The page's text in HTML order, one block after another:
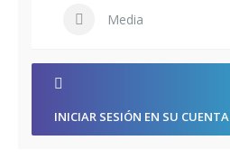
Media
INICIAR SESIÓN EN SU CUENTA